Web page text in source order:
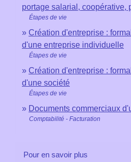
portage salarial, coopérative,
Étapes de vie
Création d'entreprise :
d'une entreprise individuelle
Étapes de vie
Création d'entreprise :
d'une société
Étapes de vie
Documents commerciaux
Comptabilité - Facturation
Pour en savoir plus